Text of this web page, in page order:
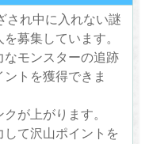
され中に入れない謎
募集しています。
モンスターの追跡
トを獲得できま
が上がります。
て沢山ポイントを